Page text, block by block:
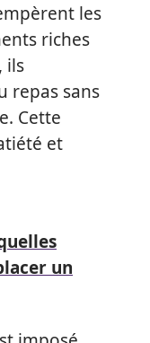
les
riches
ils
repas sans
Cette
et
un